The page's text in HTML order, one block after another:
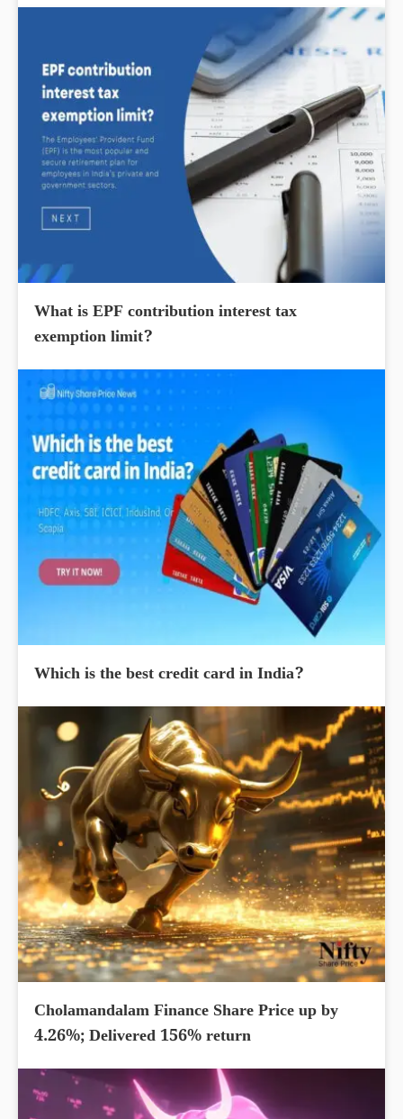
What is EPF contribution interest tax
exemption limit?
Which is the best credit card in India?
Cholamandalam Finance Share Price up by
4.26%; Delivered 156% return